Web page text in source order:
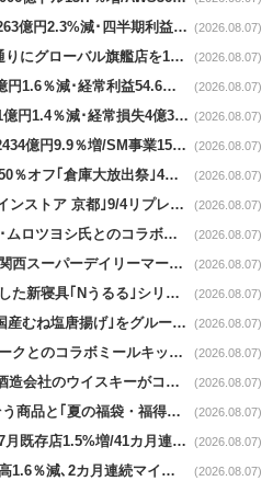
ニトリnews｜第1Q売上収益2263億円2.3%減･四半期利益1.4％減 (2026.08.07)
ユニクロnews｜京都･河原町通りにグローバル旗艦店を11/6開設 (2026.08.07)
AOKI news｜第1Q売上高430億円1.6％減･経常利益54.6％減 (2026.08.07)
はるやまnews｜第1Q売上高71億円1.4％減･経常損失4億3800万円 (2026.08.07)
バローnews｜第１Q営業収益2434億円9.9％増/SM事業15.5％増と絶好調 (2026.08.07)
島忠news｜展示品家具が最大50％オフ｢倉庫大放出祭｣4店舗限定で開催 (2026.08.07)
ロフトnews｜新生｢モマ デザインストア 京都｣9/4リプレイスオープン (2026.08.07)
ハンズnews｜創業50周年記念･ムロツヨシ氏とのコラボ企画｢ムロハンズ｣開催 (2026.08.07)
関西フードマーケットnews｜関西スーパーデイリーマート蒲生店8/7改装 (2026.08.07)
ニトリnews｜肌ざわりを追求した新寝具｢Nうるる｣シリーズを発売 (2026.08.07)
U.S.M.Hnews｜ ｢４種だしの国産むね塩唐揚げ｣をグループ610店で共同販促 (2026.08.07)
オイシックスnews｜スノーピークとのコラボミールキット8/13発売 (2026.08.07)
OICグループnews｜グループ酒造会社のウイスキーがコンペティション受賞 (2026.08.07)
PLANTnews｜お盆向けごちそう商品と｢夏の福袋・福得カート｣8/8から開催 (2026.08.07)
リテールパートナーズnews｜7月既存店1.5%増/41カ月連続増 (2026.08.07)
MrMax news｜7月既存店売上高1.6％減､2カ月連続マイナス (2026.08.07)